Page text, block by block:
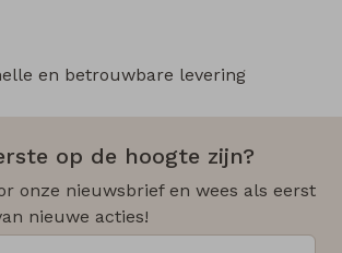
en betrouwbare levering
op de hoogte zijn?
onze nieuwsbrief en wees als eerst
nieuwe acties!